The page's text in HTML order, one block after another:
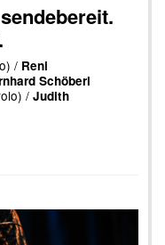
/ Reni
Schöberl
/ Judith